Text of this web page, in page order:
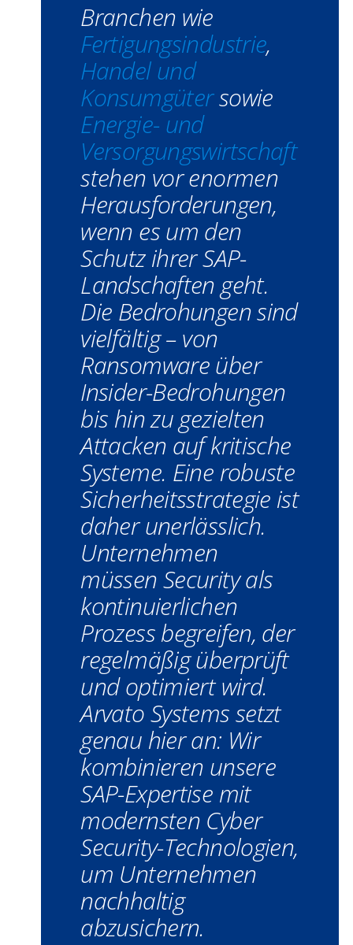
Branchen wie
Fertigungsindustrie,
Handel und
Konsumgütersowie
Energie- und
Versorgungswirtschaft
stehen vor enormen
Herausforderungen,
wenn es um den
Schutz ihrer SAP-
Landschaften geht.
Die Bedrohungen sind
vielfältig – von
Ransomware über
Insider-Bedrohungen
bis hin zu gezielten
Attacken auf kritische
Systeme. Eine robuste
Sicherheitsstrategie ist
daher unerlässlich.
Unternehmen
müssen Security als
kontinuierlichen
Prozess begreifen, der
regelmäßig überprüft
und optimiert wird.
Arvato Systems setzt
genau hier an: Wir
kombinieren unsere
SAP-Expertise mit
modernsten Cyber
Security-Technologien,
um Unternehmen
nachhaltig
abzusichern.